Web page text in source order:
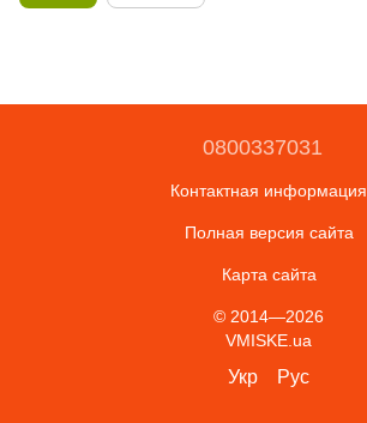
0800337031
Контактная информация
Полная версия сайта
Карта сайта
© 2014—2026
VMISKE.ua
Укр Рус